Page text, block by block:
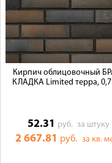
Кирпич облицовочный
КЛАДКА Limited терра,
52.31 руб.за штуку
2 667.81 руб. за кв.